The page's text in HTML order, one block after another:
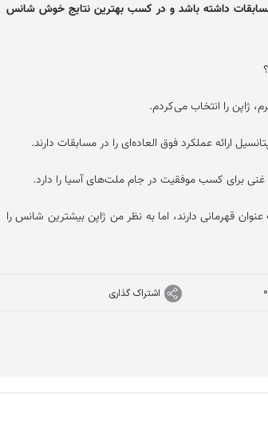
داشته باشد و در کسب بهترین نتایج خوش شانس
ژاپن را انتخاب می‌کردم.
ارائه عملکرد فوق العاده‌ای را در مسابقات دارند.
قهرمانی دارند، اما به نظر من ژاپن بیشترین شانس را
0 اشتراک گذاری